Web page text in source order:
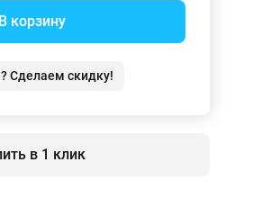
В корзину
Сделаем скидку!
в 1 клик